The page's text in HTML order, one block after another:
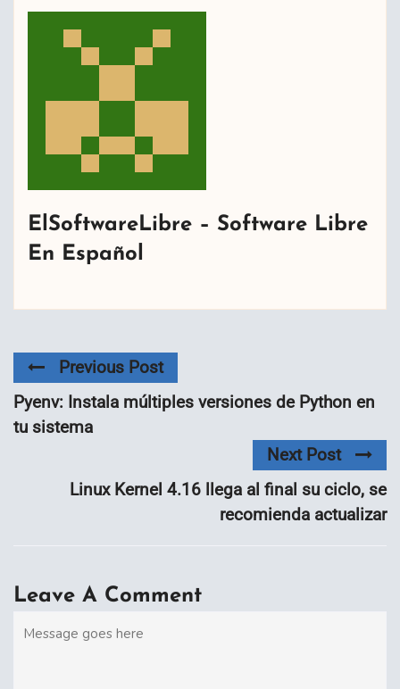
ElSoftwareLibre – Software Libre
En Español
Previous Post
Pyenv: Instala múltiples versiones de Python en
tu sistema
Next Post
Linux Kernel 4.16 llega al final su ciclo, se
recomienda actualizar
Leave A Comment